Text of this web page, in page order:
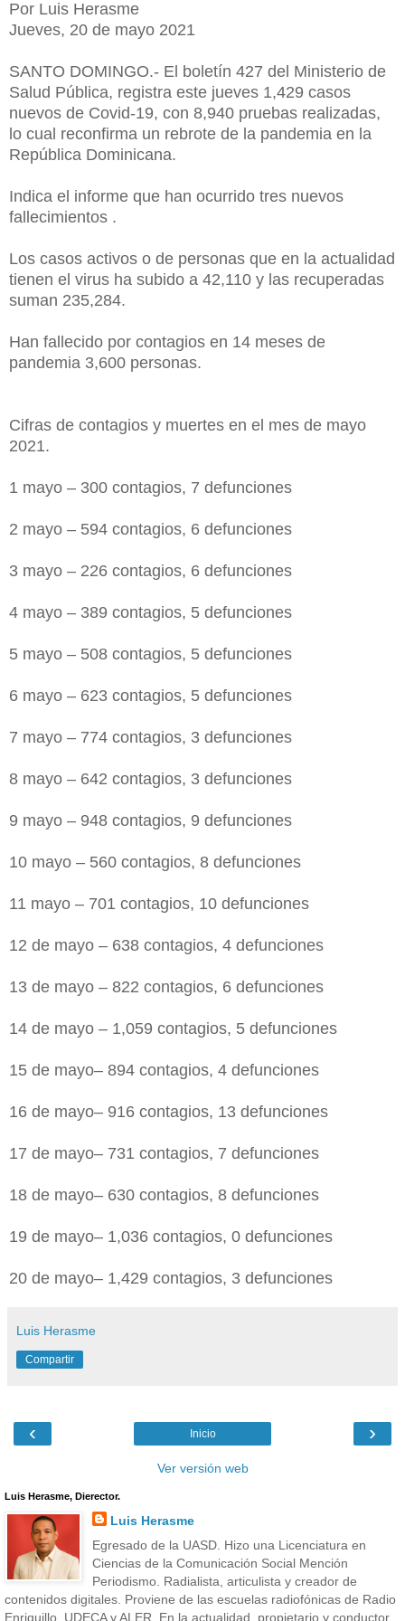
Por Luis Herasme
Jueves, 20 de mayo 2021
SANTO DOMINGO.- El boletín 427 del Ministerio de
Salud Pública, registra este jueves 1,429 casos
nuevos de Covid-19, con 8,940 pruebas realizadas,
lo cual reconfirma un rebrote de la pandemia en la
República Dominicana.
Indica el informe que han ocurrido tres nuevos
fallecimientos .
Los casos activos o de personas que en la actualidad
tienen el virus ha subido a 42,110 y las recuperadas
suman 235,284.
Han fallecido por contagios en 14 meses de
pandemia 3,600 personas.
Cifras de contagios y muertes en el mes de mayo
2021.
1 mayo – 300 contagios, 7 defunciones
2 mayo – 594 contagios, 6 defunciones
3 mayo – 226 contagios, 6 defunciones
4 mayo – 389 contagios, 5 defunciones
5 mayo – 508 contagios, 5 defunciones
6 mayo – 623 contagios, 5 defunciones
7 mayo – 774 contagios, 3 defunciones
8 mayo – 642 contagios, 3 defunciones
9 mayo – 948 contagios, 9 defunciones
10 mayo – 560 contagios, 8 defunciones
11 mayo – 701 contagios, 10 defunciones
12 de mayo – 638 contagios, 4 defunciones
13 de mayo – 822 contagios, 6 defunciones
14 de mayo – 1,059 contagios, 5 defunciones
15 de mayo– 894 contagios, 4 defunciones
16 de mayo– 916 contagios, 13 defunciones
17 de mayo– 731 contagios, 7 defunciones
18 de mayo– 630 contagios, 8 defunciones
19 de mayo– 1,036 contagios, 0 defunciones
20 de mayo– 1,429 contagios, 3 defunciones
Luis Herasme
Compartir
‹ ›
Inicio
Ver versión web
Luis Herasme, Dierector.
Luis Herasme
Egresado de la UASD. Hizo una Licenciatura en
Ciencias de la Comunicación Social Mención
Periodismo. Radialista, articulista y creador de
contenidos digitales. Proviene de las escuelas radiofónicas de Radio
Enriquillo, UDECA y ALER. En la actualidad, propietario y conductor